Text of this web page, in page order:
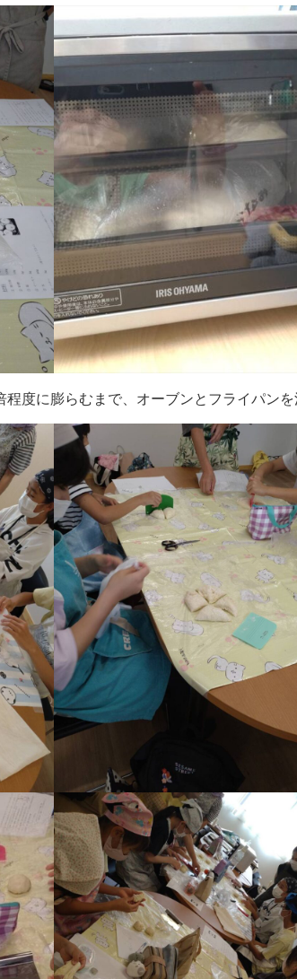
度に膨らむまで、オーブンとフライパンを